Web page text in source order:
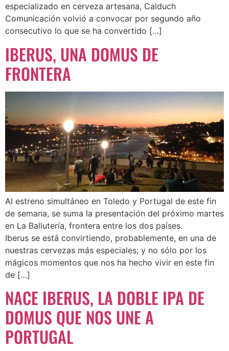
especializado en cerveza artesana, Calduch
Comunicación volvió a convocar por segundo año
consecutivo lo que se ha convertido […]
IBERUS, UNA DOMUS DE
FRONTERA
Al estreno simultáneo en Toledo y Portugal de este fin
de semana, se suma la presentación del próximo martes
en La Ballutería, frontera entre los dos países.
Iberus se está convirtiendo, probablemente, en una de
nuestras cervezas más especiales; y no sólo por los
mágicos momentos que nos ha hecho vivir en este fin
de […]
NACE IBERUS, LA DOBLE IPA DE
DOMUS QUE NOS UNE A
PORTUGAL